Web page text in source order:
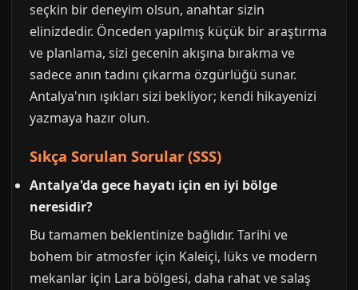
seçkin bir deneyim olsun, anahtar sizin
elinizdedir. Önceden yapılmış küçük bir araştırma
ve planlama, sizi gecenin akışına bırakma ve
sadece anın tadını çıkarma özgürlüğü sunar.
Antalya'nın ışıkları sizi bekliyor; kendi hikayenizi
yazmaya hazır olun.
Sıkça Sorulan Sorular (SSS)
Antalya'da gece hayatı için en iyi bölge
neresidir?
Bu tamamen beklentinize bağlıdır. Tarihi ve
bohem bir atmosfer için Kaleiçi, lüks ve modern
mekanlar için Lara bölgesi, daha rahat ve salaş